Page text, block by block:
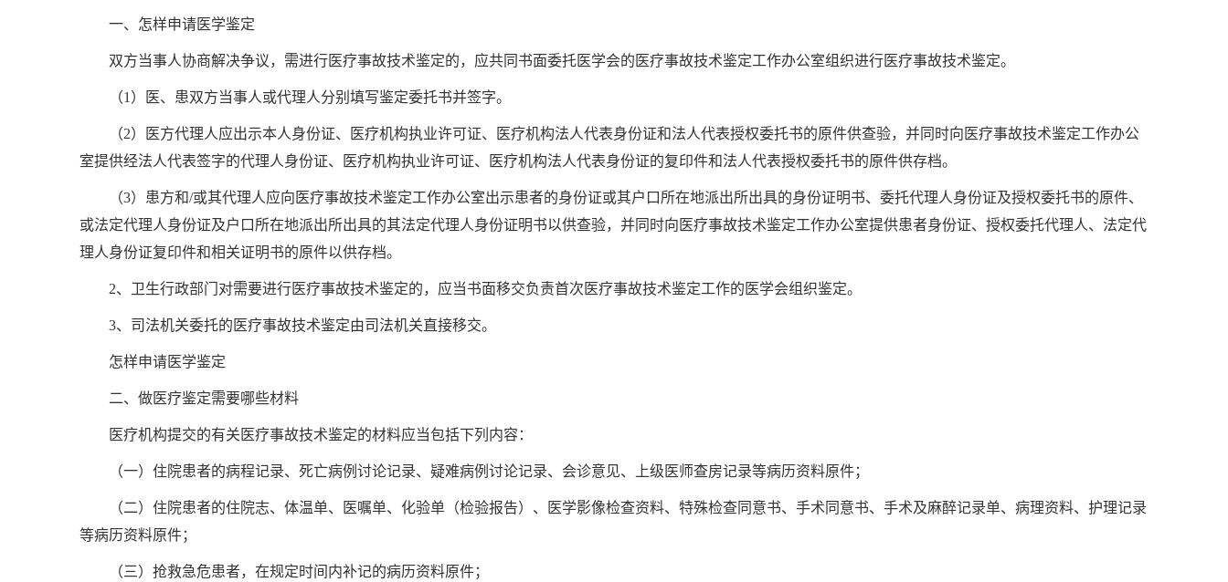
一、怎样申请医学鉴定
双方当事人协商解决争议，需进行医疗事故技术鉴定的，应共同书面委托医学会的医疗事故技术鉴定工作办公室组织进行医疗事故技术鉴定。
（1）医、患双方当事人或代理人分别填写鉴定委托书并签字。
（2）医方代理人应出示本人身份证、医疗机构执业许可证、医疗机构法人代表身份证和法人代表授权委托书的原件供查验，并同时向医疗事故技术鉴定工作办公
室提供经法人代表签字的代理人身份证、医疗机构执业许可证、医疗机构法人代表身份证的复印件和法人代表授权委托书的原件供存档。
（3）患方和/或其代理人应向医疗事故技术鉴定工作办公室出示患者的身份证或其户口所在地派出所出具的身份证明书、委托代理人身份证及授权委托书的原件、
或法定代理人身份证及户口所在地派出所出具的其法定代理人身份证明书以供查验，并同时向医疗事故技术鉴定工作办公室提供患者身份证、授权委托代理人、法定代
理人身份证复印件和相关证明书的原件以供存档。
2、卫生行政部门对需要进行医疗事故技术鉴定的，应当书面移交负责首次医疗事故技术鉴定工作的医学会组织鉴定。
3、司法机关委托的医疗事故技术鉴定由司法机关直接移交。
怎样申请医学鉴定
二、做医疗鉴定需要哪些材料
医疗机构提交的有关医疗事故技术鉴定的材料应当包括下列内容：
（一）住院患者的病程记录、死亡病例讨论记录、疑难病例讨论记录、会诊意见、上级医师查房记录等病历资料原件；
（二）住院患者的住院志、体温单、医嘱单、化验单（检验报告）、医学影像检查资料、特殊检查同意书、手术同意书、手术及麻醉记录单、病理资料、护理记录
等病历资料原件；
（三）抢救急危患者，在规定时间内补记的病历资料原件；